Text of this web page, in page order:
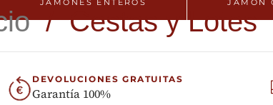
JAMONES ENTEROS JAMÓN
/ Cestas y Lotes
DEVOLUCIONES GRATUITAS
Garantía 100%